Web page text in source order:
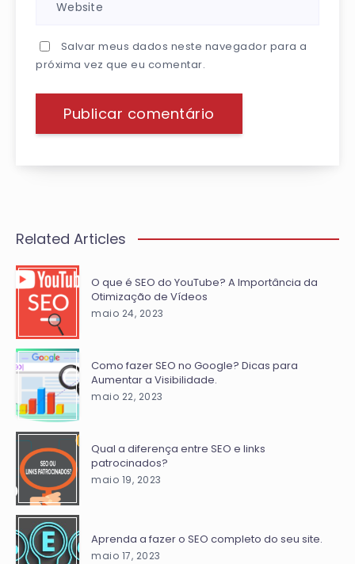
Salvar meus dados neste navegador para a
próxima vez que eu comentar.
Related Articles
O que é SEO do YouTube? A Importância da
Otimização de Vídeos
maio 24, 2023
Como fazer SEO no Google? Dicas para
Aumentar a Visibilidade.
maio 22, 2023
Qual a diferença entre SEO e links
patrocinados?
maio 19, 2023
Aprenda a fazer o SEO completo do seu site.
maio 17, 2023